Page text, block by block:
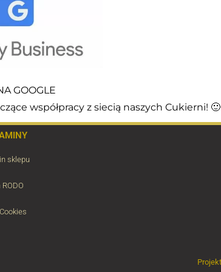
GOOGLE
współpracy z siecią naszych Cukierni! 🙂
sklepu